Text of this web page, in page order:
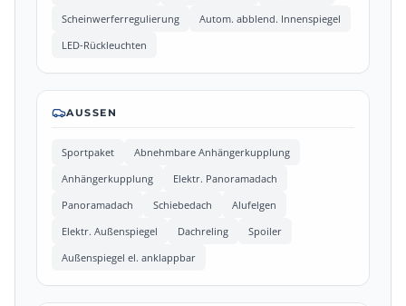
Scheinwerferregulierung
Autom. abblend. Innenspiegel
LED-Rückleuchten
AUSSEN
Sportpaket
Abnehmbare Anhängerkupplung
Anhängerkupplung
Elektr. Panoramadach
Panoramadach
Schiebedach
Alufelgen
Elektr. Außenspiegel
Dachreling
Spoiler
Außenspiegel el. anklappbar